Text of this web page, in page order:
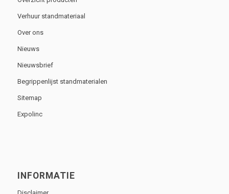
Verhuur standmateriaal
Over ons
Nieuws
Nieuwsbrief
Begrippenlijst standmaterialen
Sitemap
Expolinc
INFORMATIE